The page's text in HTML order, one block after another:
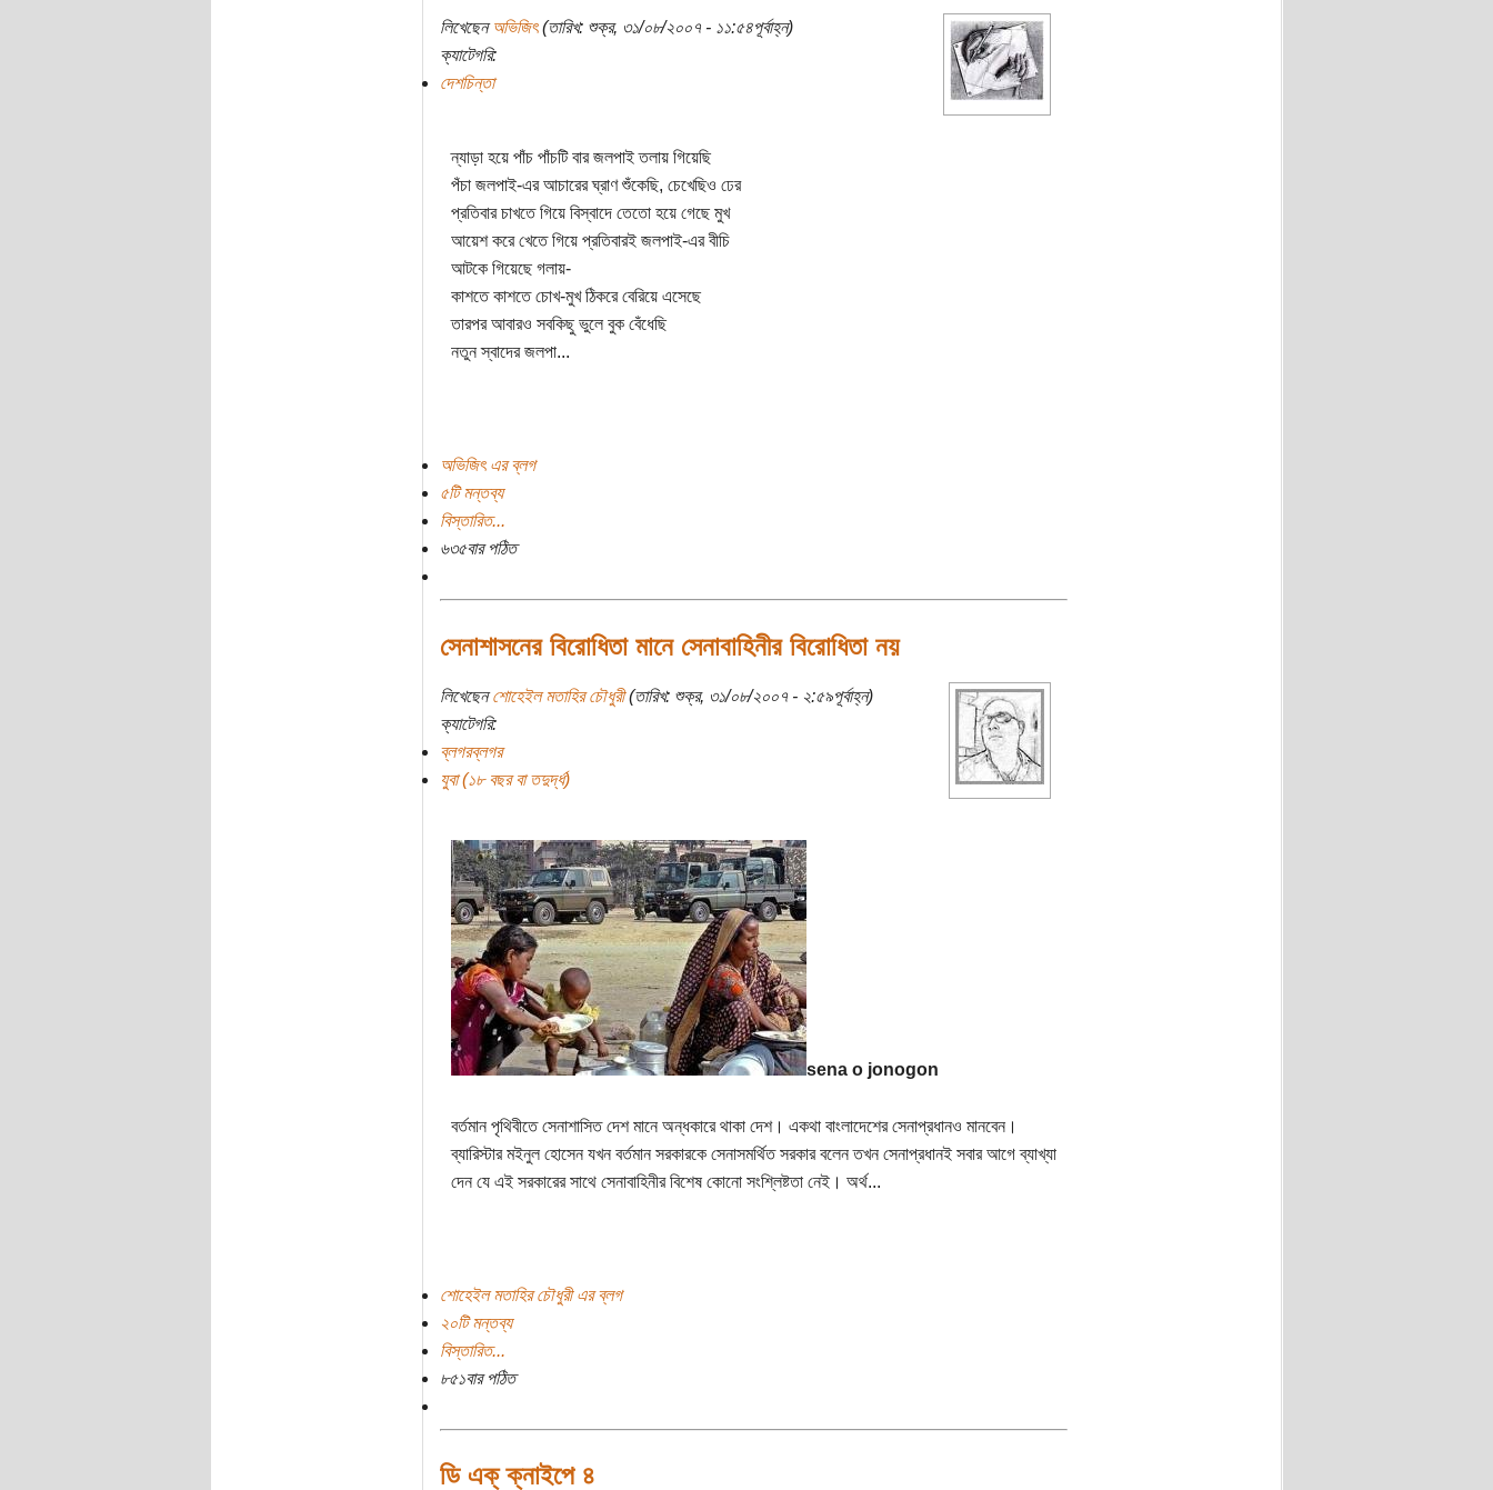
লিখেছেনঅভিজিৎ(তারিখ: শুক্র, ৩১/০৮/২০০৭ - ১১:৫৪পূর্বাহ্ন)
ক্যাটেগরি:
দেশচিন্তা
ন্যাড়া হয়ে পাঁচ পাঁচটি বার জলপাই তলায় গিয়েছি
পঁচা জলপাই-এর আচারের ঘ্রাণ শুঁকেছি, চেখেছিও ঢের
প্রতিবার চাখতে গিয়ে বিস্বাদে তেতো হয়ে গেছে মুখ
আয়েশ করে খেতে গিয়ে প্রতিবারই জলপাই-এর বীচি
আটকে গিয়েছে গলায়-
কাশতে কাশতে চোখ-মুখ ঠিকরে বেরিয়ে এসেছে
তারপর আবারও সবকিছু ভুলে বুক বেঁধেছি
নতুন স্বাদের জলপা...
অভিজিৎ এর ব্লগ
৫টি মন্তব্য
বিস্তারিত...
৬৩৫বার পঠিত
সেনাশাসনের বিরোধিতা মানে সেনাবাহিনীর বিরোধিতা নয়
লিখেছেনশোহেইল মতাহির চৌধুরী(তারিখ: শুক্র, ৩১/০৮/২০০৭ - ২:৫৯পূর্বাহ্ন)
ক্যাটেগরি:
ব্লগরব্লগর
যুবা (১৮ বছর বা তদুর্দ্ধ)
sena o jonogon
বর্তমান পৃথিবীতে সেনাশাসিত দেশ মানে অন্ধকারে থাকা দেশ। একথা বাংলাদেশের সেনাপ্রধানও মানবেন।
ব্যারিস্টার মইনুল হোসেন যখন বর্তমান সরকারকে সেনাসমর্থিত সরকার বলেন তখন সেনাপ্রধানই সবার আগে ব্যাখ্যা
দেন যে এই সরকারের সাথে সেনাবাহিনীর বিশেষ কোনো সংশ্লিষ্টতা নেই। অর্থ...
শোহেইল মতাহির চৌধুরী এর ব্লগ
২০টি মন্তব্য
বিস্তারিত...
৮৫১বার পঠিত
ডি এক্ ক্নাইপে ৪